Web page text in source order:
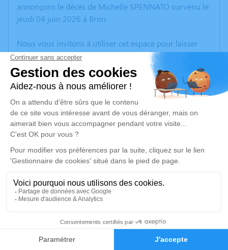
Faire-part Hommages
annonçons le décès de Michelle SPENNATO survenu le
jeudi 04 juin 2026 à Bron.
Nous vous invitons à utiliser cet espace pour laisser
vos condoléances, partager des photos souvenirs, une
anecdote ou exprimer vos pensées à travers des
poèmes ou des textes. Cet endroit est un lieu
d'expression dédié à honorer la mémoire de Michelle
SPENNATO.
Un service de plantation d’arbre hommage est
disponible ici.
Je rends hommage
Cérémonie religieuse
Cimetière de Saint-Just-Chaleyssin
38540 Saint-Just-Chaleyssin